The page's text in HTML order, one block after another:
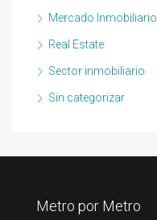
Mercado Inmobiliario
Real Estate
Sector inmobiliario
Sin categorizar
Metro por Metro